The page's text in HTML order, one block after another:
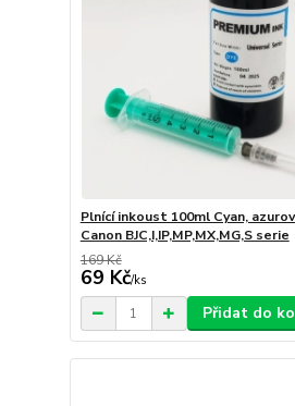
Plnící inkoust 100ml Cyan,
Canon BJC,I,IP,MP,MX,MG,S serie
169 Kč
69 Kč/ks
Přidat do